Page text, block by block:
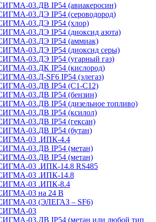
03.ДВ IP54 (авиакеросин)
03.ДЭ IP54 (сероводород)
03.ДЭ IP54 (хлор)
03.ДЭ IP54 (диоксид азота)
03.ДЭ IP54 (аммиак)
03.ДЭ IP54 (диоксид серы)
03.ДЭ IP54 (угарный газ)
03.ДК IP54 (кислород)
03.Д-SF6 IP54 (элегаз)
03.ДВ IP54 (С1-С12)
03.ДВ IP54 (бензин)
03.ДВ IP54 (дизельное топливо)
03.ДВ IP54 (ксилол)
03.ДВ IP54 (гексан)
03.ДВ IP54 (бутан)
03 .ИПК-4.4
03.ДВ IP54 (метан)
03.ДВ IP54 (метан)
03 .ИПК-14.8 RS485
03 .ИПК-14.8
03 .ИПК-8.4
03 на 24 В
03 (ЭЛЕГАЗ – SF6)
03
03.ДВ IP54 (метан или любой тип